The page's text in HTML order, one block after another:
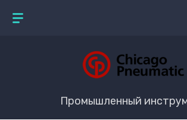
Промышленный